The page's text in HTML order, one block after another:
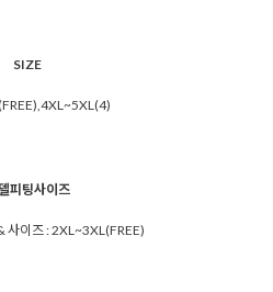
SIZE
피팅사이즈
사이즈 : 2XL~3XL(FREE)